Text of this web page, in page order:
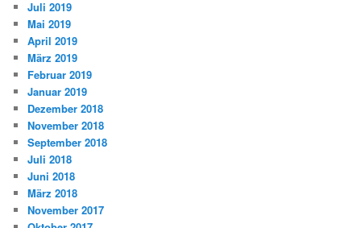
Juli 2019
Mai 2019
April 2019
März 2019
Februar 2019
Januar 2019
Dezember 2018
November 2018
September 2018
Juli 2018
Juni 2018
März 2018
November 2017